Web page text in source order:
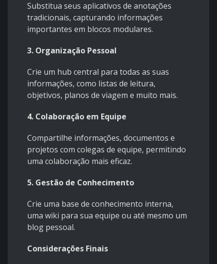
Substitua seus aplicativos de anotações
tradicionais, capturando informações
importantes em blocos modulares.
3. Organização Pessoal
Crie um hub central para todas as suas
informações, como listas de leitura,
objetivos, planos de viagem e muito mais.
4. Colaboração em Equipe
Compartilhe informações, documentos e
projetos com colegas de equipe, permitindo
uma colaboração mais eficaz.
5. Gestão de Conhecimento
Crie uma base de conhecimento interna,
uma wiki para sua equipe ou até mesmo um
blog pessoal.
Considerações Finais